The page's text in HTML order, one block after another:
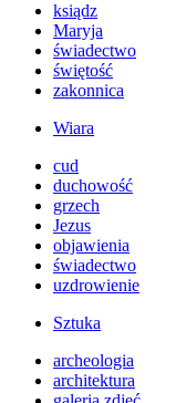
ksiądz
Maryja
świadectwo
świętość
zakonnica
Wiara
cud
duchowość
grzech
Jezus
objawienia
świadectwo
uzdrowienie
Sztuka
archeologia
architektura